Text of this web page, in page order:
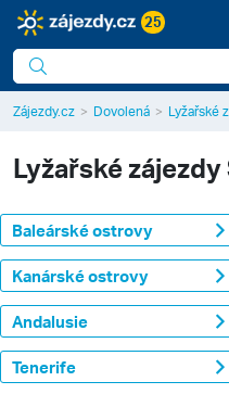
25
Zájezdy.cz Dovolená Lyžařské
Lyžařské zájezdy
Baleárské ostrovy
Kanárské ostrovy
Andalusie
Tenerife